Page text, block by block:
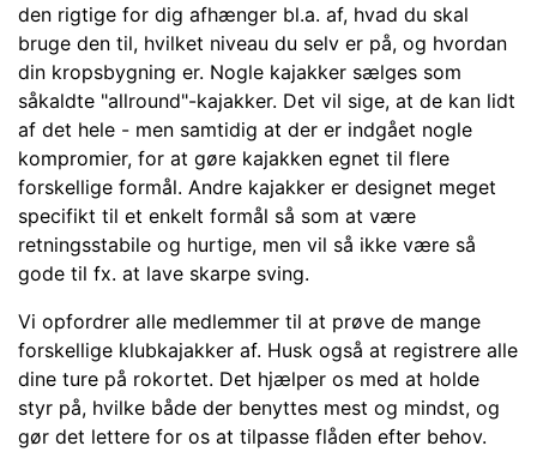
den rigtige for dig afhænger bl.a. af, hvad du skal
bruge den til, hvilket niveau du selv er på, og hvordan
din kropsbygning er. Nogle kajakker sælges som
såkaldte "allround"-kajakker. Det vil sige, at de kan lidt
af det hele - men samtidig at der er indgået nogle
kompromier, for at gøre kajakken egnet til flere
forskellige formål. Andre kajakker er designet meget
specifikt til et enkelt formål så som at være
retningsstabile og hurtige, men vil så ikke være så
gode til fx. at lave skarpe sving.
Vi opfordrer alle medlemmer til at prøve de mange
forskellige klubkajakker af. Husk også at registrere alle
dine ture på rokortet. Det hjælper os med at holde
styr på, hvilke både der benyttes mest og mindst, og
gør det lettere for os at tilpasse flåden efter behov.